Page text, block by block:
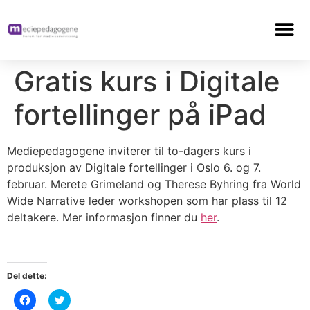
Gratis kurs i Digitale
fortellinger på iPad
Mediepedagogene inviterer til to-dagers kurs i
produksjon av Digitale fortellinger i Oslo 6. og 7.
februar. Merete Grimeland og Therese Byhring fra World
Wide Narrative leder workshopen som har plass til 12
deltakere. Mer informasjon finner du her.
Del dette:
Klikk
for
Klikk
for